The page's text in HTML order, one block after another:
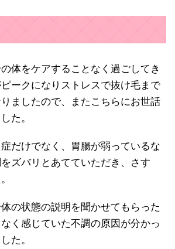
体をケアすることなく過ごしてき
ークになりストレスで抜け毛まで
ましたので、またこちらにお世話
た。
だけでなく、胃腸が弱っているな
ズバリとあてていただき、さす
の状態の説明を聞かせてもらった
く感じていた不調の原因が分かっ
た。